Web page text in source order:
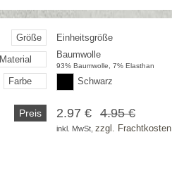
Größe Einheitsgröße
Material Baumwolle
93% Baumwolle, 7% Elasthan
Farbe Schwarz
Preis 2.97 € 4.95 €
inkl. MwSt, zzgl. Frachtkosten